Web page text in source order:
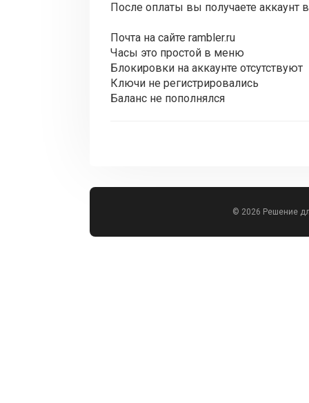
После оплаты вы получаете аккаунт
Почта на сайте rambler.ru
Часы это простой в меню
Блокировки на аккаунте отсутствуют
Ключи не регистрировались
Баланс не пополнялся
© 2026 Решение